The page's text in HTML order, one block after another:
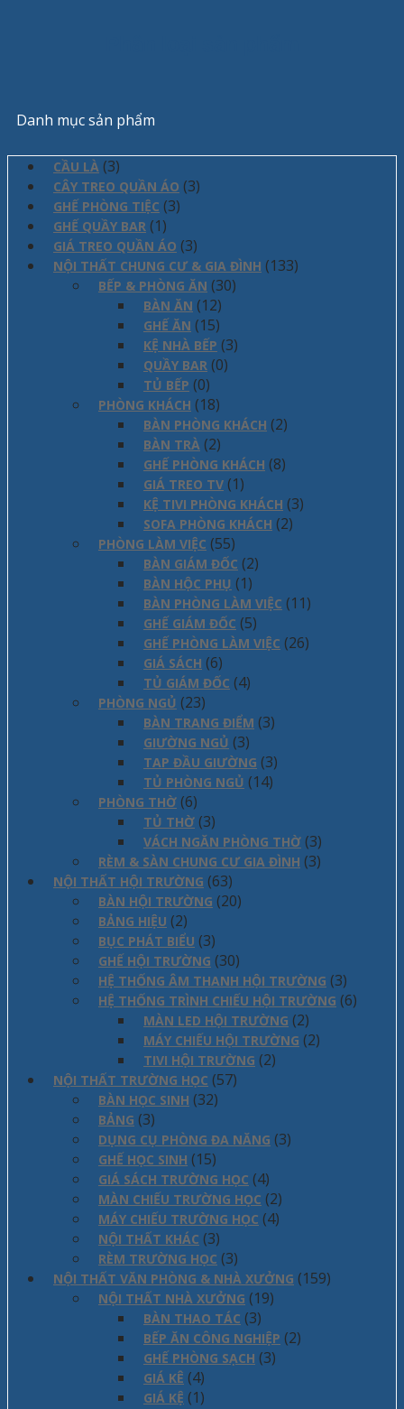
Danh mục sản phẩm
CẦU LÀ (3)
CÂY TREO QUẦN ÁO (3)
GHẾ PHÒNG TIỆC (3)
GHẾ QUẦY BAR (1)
GIÁ TREO QUẦN ÁO (3)
NỘI THẤT CHUNG CƯ & GIA ĐÌNH (133)
BẾP & PHÒNG ĂN (30)
BÀN ĂN (12)
GHẾ ĂN (15)
KỆ NHÀ BẾP (3)
QUẦY BAR (0)
TỦ BẾP (0)
PHÒNG KHÁCH (18)
BÀN PHÒNG KHÁCH (2)
BÀN TRÀ (2)
GHẾ PHÒNG KHÁCH (8)
GIÁ TREO TV (1)
KỆ TIVI PHÒNG KHÁCH (3)
SOFA PHÒNG KHÁCH (2)
PHÒNG LÀM VIỆC (55)
BÀN GIÁM ĐỐC (2)
BÀN HỘC PHỤ (1)
BÀN PHÒNG LÀM VIỆC (11)
GHẾ GIÁM ĐỐC (5)
GHẾ PHÒNG LÀM VIỆC (26)
GIÁ SÁCH (6)
TỦ GIÁM ĐỐC (4)
PHÒNG NGỦ (23)
BÀN TRANG ĐIỂM (3)
GIƯỜNG NGỦ (3)
TAP ĐẦU GIƯỜNG (3)
TỦ PHÒNG NGỦ (14)
PHÒNG THỜ (6)
TỦ THỜ (3)
VÁCH NGĂN PHÒNG THỜ (3)
RÈM & SÀN CHUNG CƯ GIA ĐÌNH (3)
NỘI THẤT HỘI TRƯỜNG (63)
BÀN HỘI TRƯỜNG (20)
BẢNG HIỆU (2)
BỤC PHÁT BIỂU (3)
GHẾ HỘI TRƯỜNG (30)
HỆ THỐNG ÂM THANH HỘI TRƯỜNG (3)
HỆ THỐNG TRÌNH CHIẾU HỘI TRƯỜNG (6)
MÀN LED HỘI TRƯỜNG (2)
MÁY CHIẾU HỘI TRƯỜNG (2)
TIVI HỘI TRƯỜNG (2)
NỘI THẤT TRƯỜNG HỌC (57)
BÀN HỌC SINH (32)
BẢNG (3)
DỤNG CỤ PHÒNG ĐA NĂNG (3)
GHẾ HỌC SINH (15)
GIÁ SÁCH TRƯỜNG HỌC (4)
MÀN CHIẾU TRƯỜNG HỌC (2)
MÁY CHIẾU TRƯỜNG HỌC (4)
NỘI THẤT KHÁC (3)
RÈM TRƯỜNG HỌC (3)
NỘI THẤT VĂN PHÒNG & NHÀ XƯỞNG (159)
NỘI THẤT NHÀ XƯỞNG (19)
BÀN THAO TÁC (3)
BẾP ĂN CÔNG NGHIỆP (2)
GHẾ PHÒNG SẠCH (3)
GIÁ KÊ (4)
GIÁ KỆ (1)